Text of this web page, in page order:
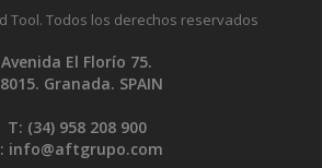
Tool. Todos los derechos reservados
Avenida El Florío 75.
Granada. SPAIN
T: (34) 958 208 900
info@aftgrupo.com